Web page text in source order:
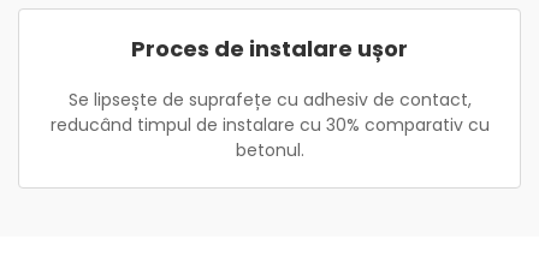
Proces de instalare ușor
Se lipsește de suprafețe cu adhesiv de contact,
reducând timpul de instalare cu 30% comparativ cu
betonul.